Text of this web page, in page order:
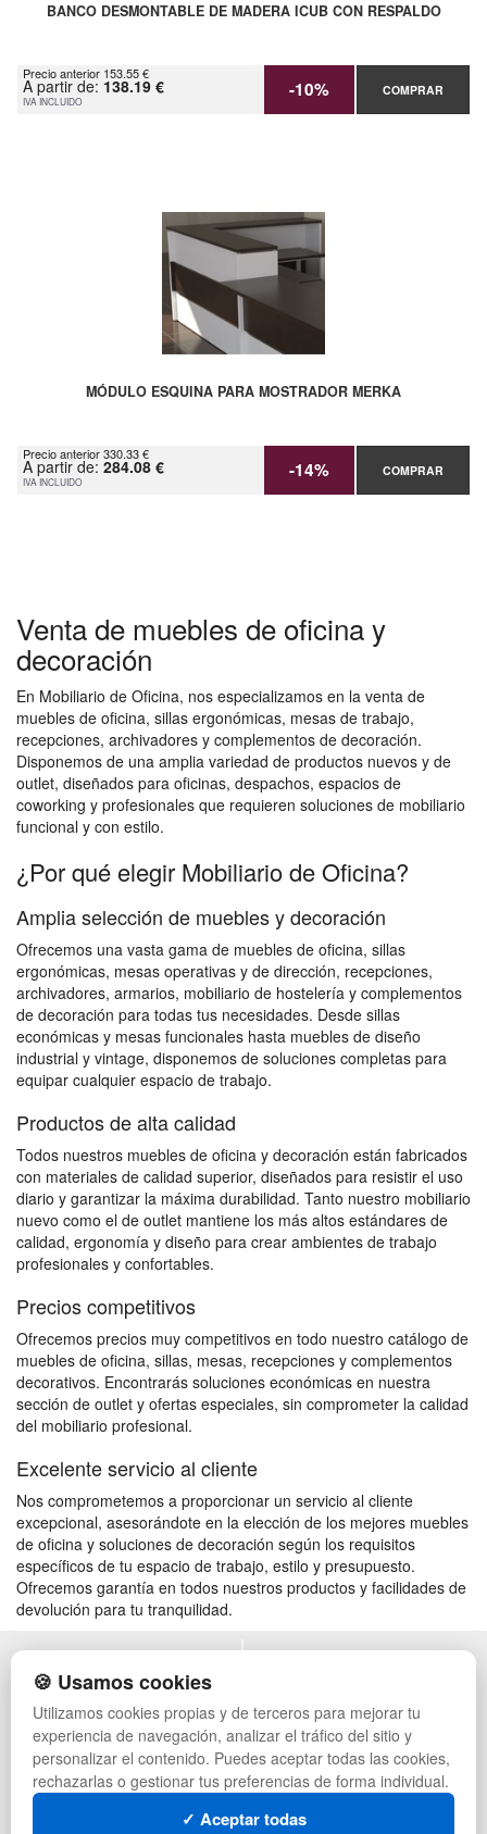
BANCO DESMONTABLE DE MADERA ICUB CON RESPALDO
Precio anterior 153.55 €
A partir de: 138.19 €
IVA INCLUIDO -10% COMPRAR
MÓDULO ESQUINA PARA MOSTRADOR MERKA
Precio anterior 330.33 €
A partir de: 284.08 €
IVA INCLUIDO -14% COMPRAR
Venta de muebles de oficina y
decoración
En Mobiliario de Oficina, nos especializamos en la venta de
muebles de oficina, sillas ergonómicas, mesas de trabajo,
recepciones, archivadores y complementos de decoración.
Disponemos de una amplia variedad de productos nuevos y de
outlet, diseñados para oficinas, despachos, espacios de
coworking y profesionales que requieren soluciones de mobiliario
funcional y con estilo.
¿Por qué elegir Mobiliario de Oficina?
Amplia selección de muebles y decoración
Ofrecemos una vasta gama de muebles de oficina, sillas
ergonómicas, mesas operativas y de dirección, recepciones,
archivadores, armarios, mobiliario de hostelería y complementos
de decoración para todas tus necesidades. Desde sillas
económicas y mesas funcionales hasta muebles de diseño
industrial y vintage, disponemos de soluciones completas para
equipar cualquier espacio de trabajo.
Productos de alta calidad
Todos nuestros muebles de oficina y decoración están fabricados
con materiales de calidad superior, diseñados para resistir el uso
diario y garantizar la máxima durabilidad. Tanto nuestro mobiliario
nuevo como el de outlet mantiene los más altos estándares de
calidad, ergonomía y diseño para crear ambientes de trabajo
profesionales y confortables.
Precios competitivos
Ofrecemos precios muy competitivos en todo nuestro catálogo de
muebles de oficina, sillas, mesas, recepciones y complementos
decorativos. Encontrarás soluciones económicas en nuestra
sección de outlet y ofertas especiales, sin comprometer la calidad
del mobiliario profesional.
Excelente servicio al cliente
Nos comprometemos a proporcionar un servicio al cliente
excepcional, asesorándote en la elección de los mejores muebles
de oficina y soluciones de decoración según los requisitos
específicos de tu espacio de trabajo, estilo y presupuesto.
Ofrecemos garantía en todos nuestros productos y facilidades de
devolución para tu tranquilidad.
CONDICIONES DE USO
CAMBIOS Y DEVOLUCIONES
CONTACTO
QUIENES SOMOS
MAPA WEB
PREGUNTAS FRECUENTES
MUEBLES VINTAGE
TIENDA DE DEPORTES
MUEBLES HOSTELERÍA
SUMINISTROS HOSTELERÍA
MUEBLES CON PALETS
LOTES DE NAVIDAD
🍪 Usamos cookies
Utilizamos cookies propias y de terceros para mejorar tu
experiencia de navegación, analizar el tráfico del sitio y
personalizar el contenido. Puedes aceptar todas las cookies,
rechazarlas o gestionar tus preferencias de forma individual.
✓ Aceptar todas